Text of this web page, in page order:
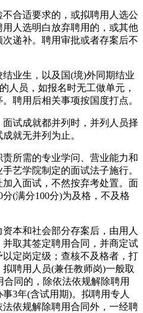
合适要求的，或拟聘用人选公
人选明白放弃聘用的，或其他
递补。聘用审批或者存案后不
业生，以及国(境)外同期结业
人员，如报名时无工做单元，
聘用后相关事项按国度打点。
成就都并列时，并列人员择
就无并列为止。
所需的专业学问、营业能力和
艺学院制定的面试法子施行。
入面试，不然按弃考处置。面
(满分100分)为及格，不及格
和社会部分存案后，由用人
取其签定聘用合同，并商定试
定岗定级；查核不及格者，打
聘用人员(兼任教师岗)一般取
同的，除依法依规解除聘用
3年(含试用期)。拟聘用专人
依规解除聘用合同外，一经聘